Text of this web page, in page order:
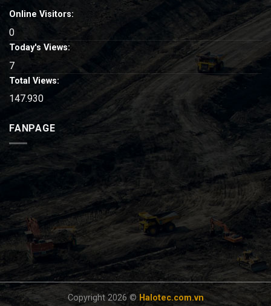
Online Visitors:
0
Today's Views:
7
Total Views:
147.930
FANPAGE
Copyright 2026 © Halotec.com.vn